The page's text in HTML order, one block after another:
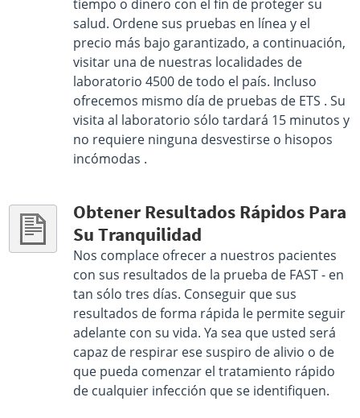
Get Direction
Select This Lab Location
tiempo o dinero con el fin de proteger su
salud. Ordene sus pruebas en línea y el
precio más bajo garantizado, a continuación,
visitar una de nuestras localidades de
laboratorio 4500 de todo el país. Incluso
ofrecemos mismo día de pruebas de ETS . Su
visita al laboratorio sólo tardará 15 minutos y
no requiere ninguna desvestirse o hisopos
incómodas .
Obtener Resultados Rápidos Para
Su Tranquilidad
Nos complace ofrecer a nuestros pacientes
con sus resultados de la prueba de FAST - en
tan sólo tres días. Conseguir que sus
resultados de forma rápida le permite seguir
adelante con su vida. Ya sea que usted será
capaz de respirar ese suspiro de alivio o de
que pueda comenzar el tratamiento rápido
de cualquier infección que se identifiquen.